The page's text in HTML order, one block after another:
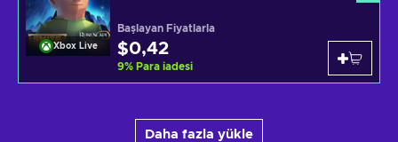
Xbox Live
Başlayan Fiyatlarla
$0,42
9% Para iadesi
Daha fazla yükle